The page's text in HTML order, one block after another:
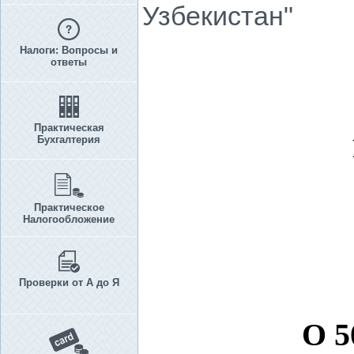
Налоги: Вопросы и
ответы
Практическая
Бухгалтерия
Практическое
Налогообложение
Проверки от А до Я
Узбекистан"
О